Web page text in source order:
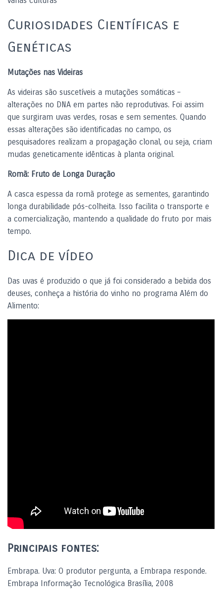
Curiosidades Científicas e
Genéticas
Mutações nas Videiras
As videiras são suscetíveis a mutações somáticas –
alterações no DNA em partes não reprodutivas. Foi assim
que surgiram uvas verdes, rosas e sem sementes. Quando
essas alterações são identificadas no campo, os
pesquisadores realizam a propagação clonal, ou seja, criam
mudas geneticamente idênticas à planta original.
Romã: Fruto de Longa Duração
A casca espessa da romã protege as sementes, garantindo
longa durabilidade pós-colheita. Isso facilita o transporte e
a comercialização, mantendo a qualidade do fruto por mais
tempo.
Dica de vídeo
Das uvas é produzido o que já foi considerado a bebida dos
deuses, conheça a história do vinho no programa Além do
Alimento:
Principais fontes:
Embrapa. Uva: O produtor pergunta, a Embrapa responde.
Embrapa Informação Tecnológica Brasília, 2008